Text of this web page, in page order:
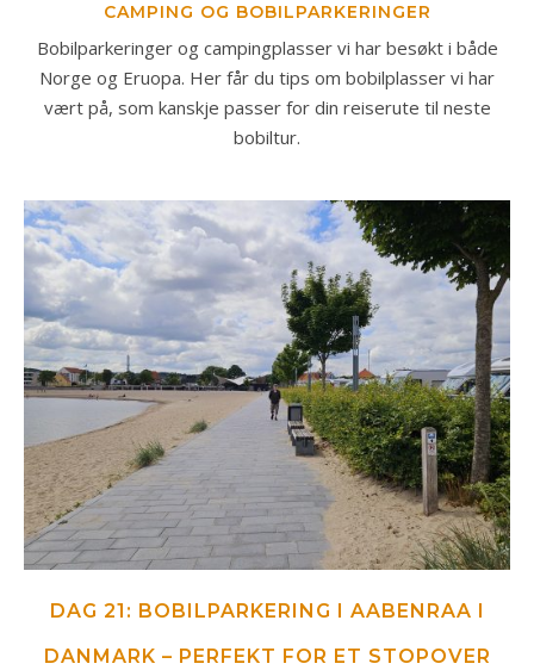
CAMPING OG BOBILPARKERINGER
Bobilparkeringer og campingplasser vi har besøkt i både
Norge og Eruopa. Her får du tips om bobilplasser vi har
vært på, som kanskje passer for din reiserute til neste
bobiltur.
DAG 21: BOBILPARKERING I AABENRAA I
DANMARK – PERFEKT FOR ET STOPOVER